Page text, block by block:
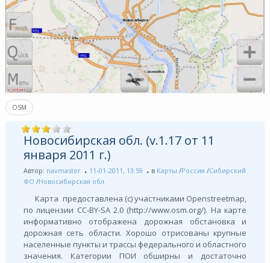
OSM
Новосибирская обл. (v.1.17 от 11
января 2011 г.)
Автор: navmaster 11-01-2011, 13:59 в Карты /Россия /Сибирский
ФО /Новосибирская обл.
Карта предоставлена (с) участниками Openstreetmap,
по лицензии СС-BY-SA 2.0 (http://www.osm.org/). На карте
информативно отображена дорожная обстановка и
дорожная сеть области. Хорошо отрисованы крупные
населенные пункты и трассы федерального и областного
значения. Категории ПОИ обширны и достаточно